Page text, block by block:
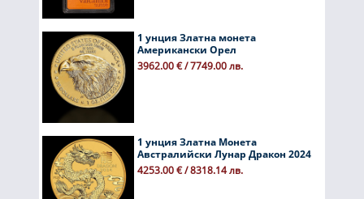
1 унция Златна монета
Американски Орел
3962.00 € / 7749.00 лв.
1 унция Златна Монета
Австралийски Лунар Дракон 2024
4253.00 € / 8318.14 лв.